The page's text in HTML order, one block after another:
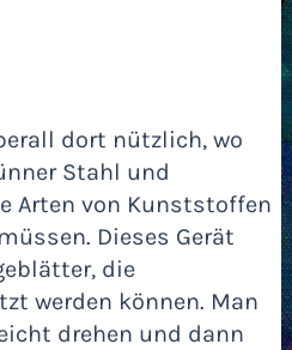
dort nützlich, wo
Stahl und
Arten von Kunststoffen
Dieses Gerät
die
werden können. Man
drehen und dann